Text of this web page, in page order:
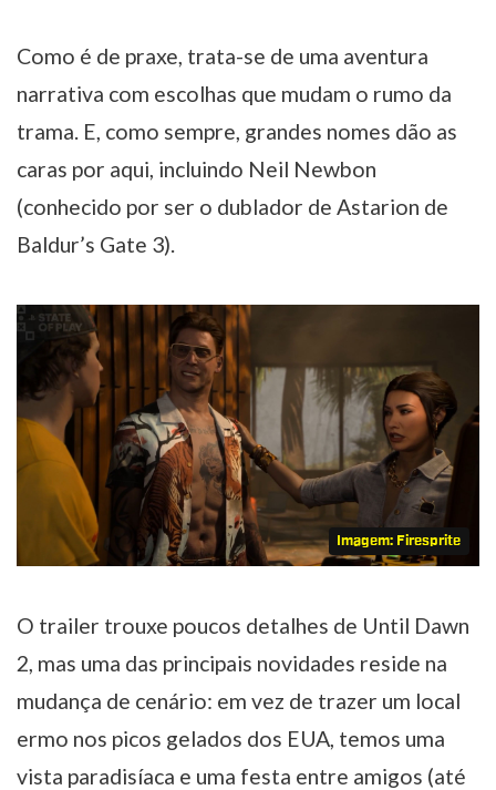
Como é de praxe, trata-se de uma aventura
narrativa com escolhas que mudam o rumo da
trama. E, como sempre, grandes nomes dão as
caras por aqui, incluindo Neil Newbon
(conhecido por ser o dublador de Astarion de
Baldur’s Gate 3).
Imagem: Firesprite
O trailer trouxe poucos detalhes de Until Dawn
2, mas uma das principais novidades reside na
mudança de cenário: em vez de trazer um local
ermo nos picos gelados dos EUA, temos uma
vista paradisíaca e uma festa entre amigos (até